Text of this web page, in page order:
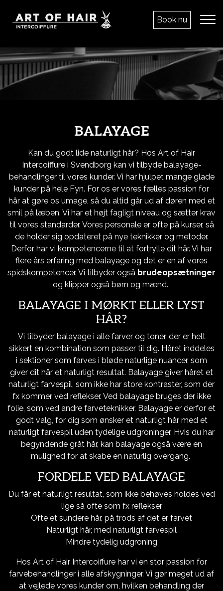
hovedindhold
Book nu
BALAYAGE
Kan du godt lide naturligt hår? Hos Art of Hair
Intercoiffure i Svendborg kan vi tilbyde balayage-
behandlinger til vores kunder. Vi har hjulpet mange glade
kunder på hele Fyn. For os er vores fælles passion for
hår at gøre os umage, så du altid går ud af døren med et
smil på læben. Vi har et højt fagligt niveau og sætter krav
til vores standarder. Vores personale er ofte på kurser, så
de holder sig opdateret på nye teknikker og metoder.
Derfor har vi kompetencerne til at fortrylle dit hår. Vi har
flere års erfaring med balayage og det er en af vores
spidskompetencer. Vi tilbyder også brudeopsætninger
og klipper også børn og mænd.
BALAYAGE I MØRKT ELLER LYST
HÅR?
Vi tilbyder balayage i alle farver og toner, der er helt
sikkert en kombination som passer til dig. Håret inddeles
i sektioner som farves i bløde naturlige nuancer, som
giver dit hår et naturligt resultat. Balayage giver håret et
naturligt farvespil, som ikke har store kontraster, som der
fx kommer ved reflekser. Ved balayage bruges der ikke
folie, som ved andre farveteknikker. Balayage er derfor et
godt valg, for dig som ønsker et naturligt hår med et
naturligt farvespil uden tydelige udgroninger. Hvis du har
begyndende gråt hår, kan balayage også være en
mulighed for at skabe en naturlig overgang.
FORDELE VED BALAYAGE
Du får et naturligt resultat, som ikke behøves holdes ved
lige så ofte som fx reflekser
Ofte et sundere hår, på trods af det er farvet
Naturligt hår, med naturligt farvespil
Mindre tydelig udgroning
Hos Art of Hair Intercoiffure har vi en stor passion for
farvebehandlinger i alle afskygninger. Vi gør meget ud af
at vejlede vores kunder om, hvilken behandling der